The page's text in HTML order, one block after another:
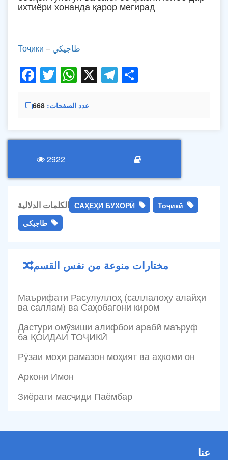
ихтиёри хонанда қарор мегирад
Тоҷикӣ – طاجيكي
Facebook
Twitter
WhatsApp
X Telegram
عدد الصفحات 668
2922
الكلمات الدلالية САҲЕҲИ БУХОРӢ
Тоҷикӣ
طاجيكي
مختارات منوعة من نفس القسم
Маърифати Расулуллоҳ (саллалоҳу алайҳи
ва саллам) ва Саҳобагони киром
Дастури омӯзиши алифбои арабӣ маъруф
ба ҚОИДАИ ТОҶИКӢ
Рӯзаи моҳи рамазон моҳият ва аҳкоми он
Аркони Имон
Зиёрати масҷиди Паёмбар
عنا